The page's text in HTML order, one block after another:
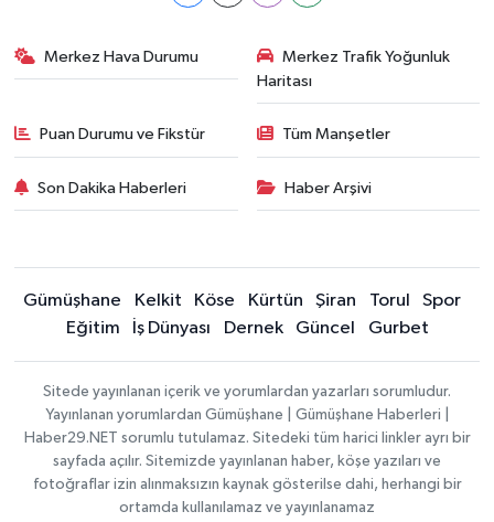
Merkez Hava Durumu
Merkez Trafik Yoğunluk
Haritası
Puan Durumu ve Fikstür Tüm Manşetler
Son Dakika Haberleri Haber Arşivi
Gümüşhane Kelkit Köse Kürtün Şiran Torul
Spor
Eğitim
İş Dünyası Dernek Güncel Gurbet
Sitede yayınlanan içerik ve yorumlardan yazarları sorumludur.
Yayınlanan yorumlardan Gümüşhane | Gümüşhane Haberleri |
Haber29.NET sorumlu tutulamaz. Sitedeki tüm harici linkler ayrı bir
sayfada açılır. Sitemizde yayınlanan haber, köşe yazıları ve
fotoğraflar izin alınmaksızın kaynak gösterilse dahi, herhangi bir
ortamda kullanılamaz ve yayınlanamaz